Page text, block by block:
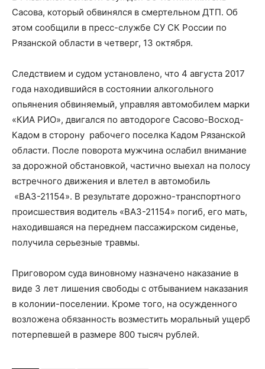
Сасова, который обвинялся в смертельном ДТП. Об
этом сообщили в пресс-службе СУ СК России по
Рязанской области в четверг, 13 октября.
Следствием и судом установлено, что 4 августа 2017
года находившийся в состоянии алкогольного
опьянения обвиняемый, управляя автомобилем марки
«КИА РИО», двигался по автодороге Сасово-Восход-
Кадом в сторону рабочего поселка Кадом Рязанской
области. После поворота мужчина ослабил внимание
за дорожной обстановкой, частично выехал на полосу
встречного движения и влетел в автомобиль
«ВАЗ-21154». В результате дорожно-транспортного
происшествия водитель «ВАЗ-21154» погиб, его мать,
находившаяся на переднем пассажирском сиденье,
получила серьезные травмы.
Приговором суда виновному назначено наказание в
виде 3 лет лишения свободы с отбыванием наказания
в колонии-поселении. Кроме того, на осужденного
возложена обязанность возместить моральный ущерб
потерпевшей в размере 800 тысяч рублей.